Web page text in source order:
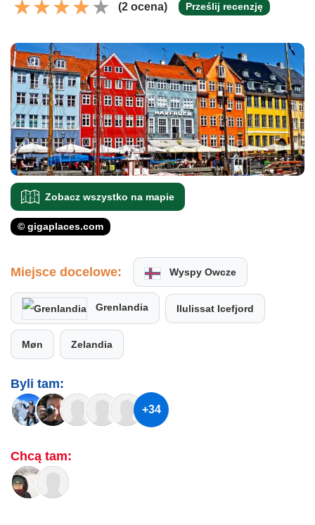
(2 ocena) Prześlij recenzję
Zobacz wszystko na mapie
© gigaplaces.com
Miejsce docelowe: Wyspy Owcze
Grenlandia Ilulissat Icefjord
Møn Zelandia
Byli tam:
+34
Chcą tam: